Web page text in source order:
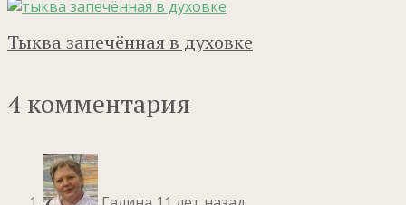
Тыква запечённая в духовке
4 комментария